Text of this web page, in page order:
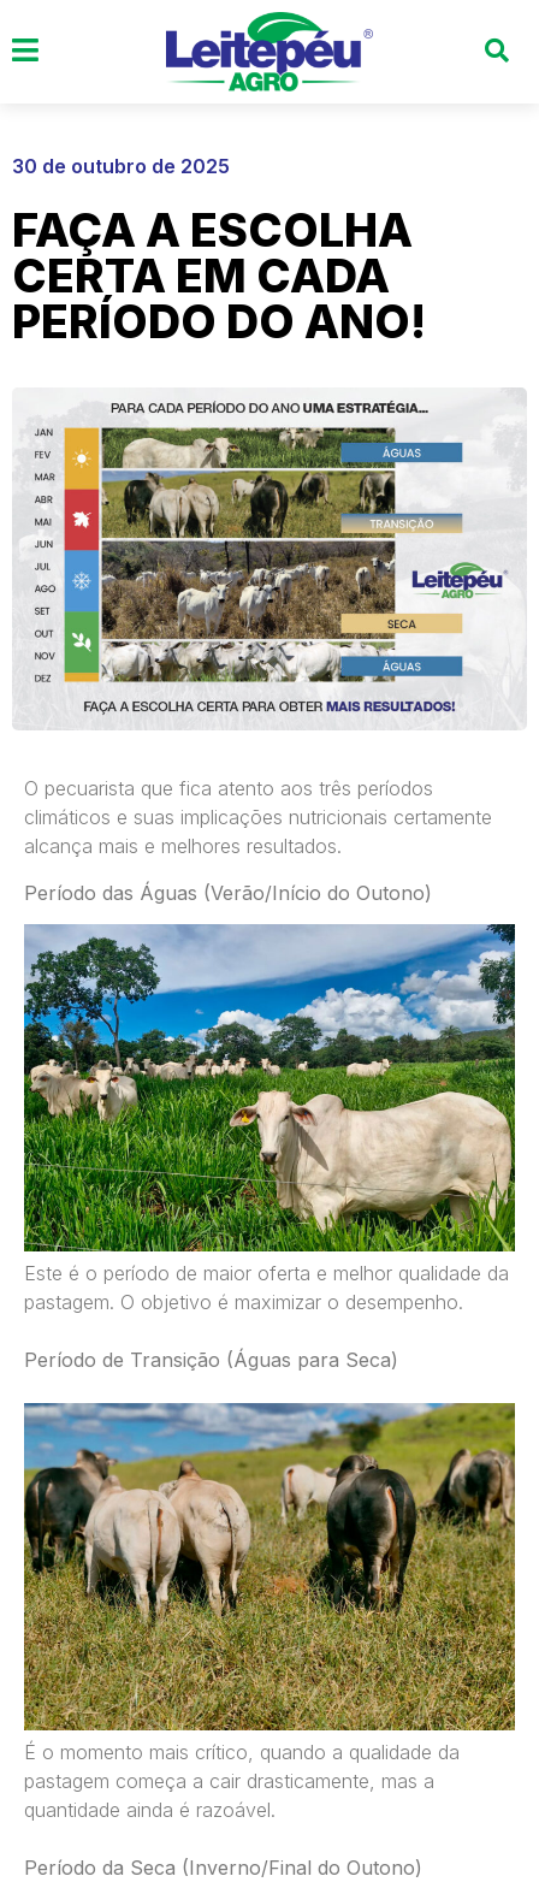
30 de outubro de 2025
FAÇA A ESCOLHA
CERTA EM CADA
PERÍODO DO ANO!
O pecuarista que fica atento aos três períodos
climáticos e suas implicações nutricionais certamente
alcança mais e melhores resultados.
Período das Águas (Verão/Início do Outono)
Este é o período de maior oferta e melhor qualidade da
pastagem. O objetivo é maximizar o desempenho.
Período de Transição (Águas para Seca)
É o momento mais crítico, quando a qualidade da
pastagem começa a cair drasticamente, mas a
quantidade ainda é razoável.
Período da Seca (Inverno/Final do Outono)